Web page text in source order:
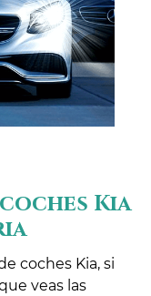
Kia
coches Kia, si
veas las